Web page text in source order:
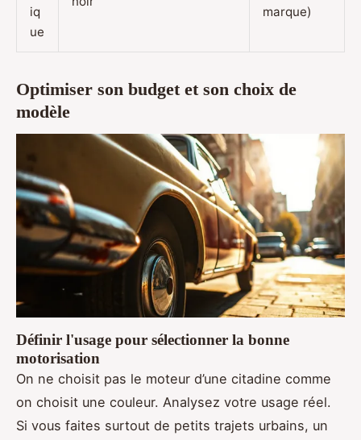
iq
ue
marque)
Optimiser son budget et son choix de
modèle
Définir l'usage pour sélectionner la bonne
motorisation
On ne choisit pas le moteur d’une citadine comme
on choisit une couleur. Analysez votre usage réel.
Si vous faites surtout de petits trajets urbains, un